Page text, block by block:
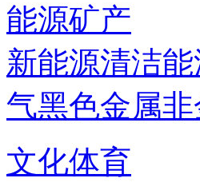
能源矿产
新能源清洁能
气黑色金属
文化体育